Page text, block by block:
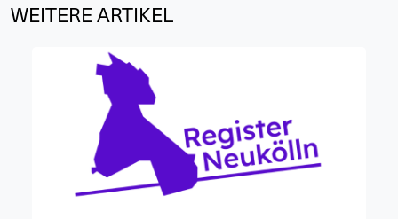
WEITERE ARTIKEL